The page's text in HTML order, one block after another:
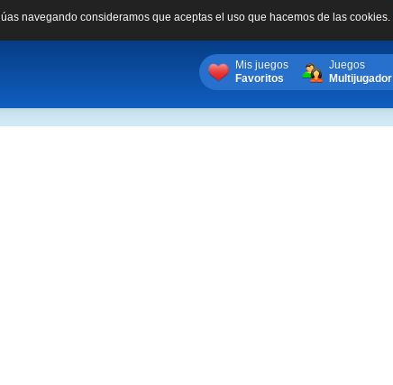
navegando consideramos que aceptas el uso que hacemos de las cookies.
Mis juegos
Favoritos
Juegos
Multijugador